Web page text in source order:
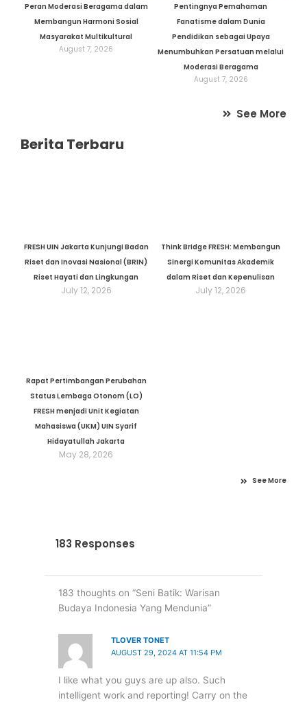
Peran Moderasi Beragama dalam
Membangun Harmoni Sosial
Masyarakat Multikultural
August 7, 2026
Pentingnya Pemahaman
Fanatisme dalam Dunia
Pendidikan sebagai Upaya
Menumbuhkan Persatuan melalui
Moderasi Beragama
August 7, 2026
See More
Berita Terbaru
FRESH UIN Jakarta Kunjungi Badan
Riset dan Inovasi Nasional (BRIN)
Riset Hayati dan Lingkungan
July 12, 2026
Think Bridge FRESH: Membangun
Sinergi Komunitas Akademik
dalam Riset dan Kepenulisan
July 12, 2026
Rapat Pertimbangan Perubahan
Status Lembaga Otonom (LO)
FRESH menjadi Unit Kegiatan
Mahasiswa (UKM) UIN Syarif
Hidayatullah Jakarta
May 28, 2026
See More
183 Responses
183 thoughts on “Seni Batik: Warisan
Budaya Indonesia Yang Mendunia”
TLOVER TONET
AUGUST 29, 2024 AT 11:54 PM
I like what you guys are up also. Such
intelligent work and reporting! Carry on the